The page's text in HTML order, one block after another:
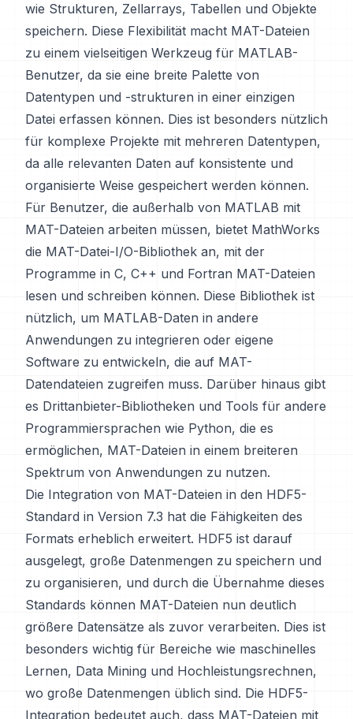
wie Strukturen, Zellarrays, Tabellen und Objekte
speichern. Diese Flexibilität macht MAT-Dateien
zu einem vielseitigen Werkzeug für MATLAB-
Benutzer, da sie eine breite Palette von
Datentypen und -strukturen in einer einzigen
Datei erfassen können. Dies ist besonders nützlich
für komplexe Projekte mit mehreren Datentypen,
da alle relevanten Daten auf konsistente und
organisierte Weise gespeichert werden können.
Für Benutzer, die außerhalb von MATLAB mit
MAT-Dateien arbeiten müssen, bietet MathWorks
die MAT-Datei-I/O-Bibliothek an, mit der
Programme in C, C++ und Fortran MAT-Dateien
lesen und schreiben können. Diese Bibliothek ist
nützlich, um MATLAB-Daten in andere
Anwendungen zu integrieren oder eigene
Software zu entwickeln, die auf MAT-
Datendateien zugreifen muss. Darüber hinaus gibt
es Drittanbieter-Bibliotheken und Tools für andere
Programmiersprachen wie Python, die es
ermöglichen, MAT-Dateien in einem breiteren
Spektrum von Anwendungen zu nutzen.
Die Integration von MAT-Dateien in den HDF5-
Standard in Version 7.3 hat die Fähigkeiten des
Formats erheblich erweitert. HDF5 ist darauf
ausgelegt, große Datenmengen zu speichern und
zu organisieren, und durch die Übernahme dieses
Standards können MAT-Dateien nun deutlich
größere Datensätze als zuvor verarbeiten. Dies ist
besonders wichtig für Bereiche wie maschinelles
Lernen, Data Mining und Hochleistungsrechnen,
wo große Datenmengen üblich sind. Die HDF5-
Integration bedeutet auch, dass MAT-Dateien mit